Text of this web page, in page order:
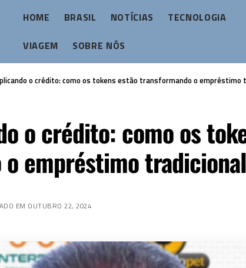
HOME BRASIL NOTÍCIAS
TECNOLOGIA
VIAGEM
SOBRE NÓS
o crédito: como os tokens estão transformando o empréstimo
o crédito: como os
empréstimo
EM OUTUBRO 22, 2024